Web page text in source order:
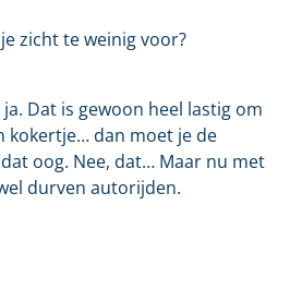
zicht te weinig voor?
Dat is gewoon heel lastig om
kokertje… dan moet je de
oog. Nee, dat… Maar nu met
durven autorijden.